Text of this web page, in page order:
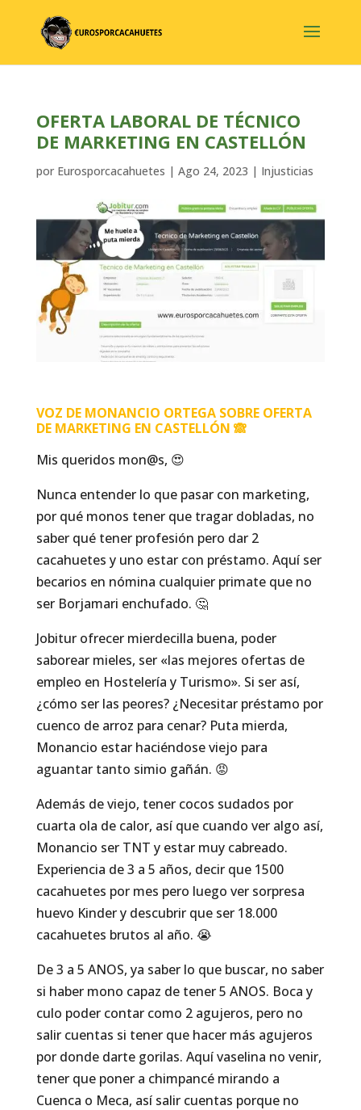
OFERTA LABORAL DE TÉCNICO
DE MARKETING EN CASTELLÓN
por Eurosporcacahuetes | Ago 24, 2023 | Injusticias
VOZ DE MONANCIO ORTEGA SOBRE OFERTA
DE MARKETING EN CASTELLÓN 🙈
Mis queridos mon@s, 😍
Nunca entender lo que pasar con marketing,
por qué monos tener que tragar dobladas, no
saber qué tener profesión pero dar 2
cacahuetes y uno estar con préstamo. Aquí ser
becarios en nómina cualquier primate que no
ser Borjamari enchufado. 🤔
Jobitur ofrecer mierdecilla buena, poder
saborear mieles, ser «las mejores ofertas de
empleo en Hostelería y Turismo». Si ser así,
¿cómo ser las peores? ¿Necesitar préstamo por
cuenco de arroz para cenar? Puta mierda,
Monancio estar haciéndose viejo para
aguantar tanto simio gañán. 😡
Además de viejo, tener cocos sudados por
cuarta ola de calor, así que cuando ver algo así,
Monancio ser TNT y estar muy cabreado.
Experiencia de 3 a 5 años, decir que 1500
cacahuetes por mes pero luego ver sorpresa
huevo Kinder y descubrir que ser 18.000
cacahuetes brutos al año. 😭
De 3 a 5 ANOS, ya saber lo que buscar, no saber
si haber mono capaz de tener 5 ANOS. Boca y
culo poder contar como 2 agujeros, pero no
salir cuentas si tener que hacer más agujeros
por donde darte gorilas. Aquí vaselina no venir,
tener que poner a chimpancé mirando a
Cuenca o Meca, así salir cuentas porque no